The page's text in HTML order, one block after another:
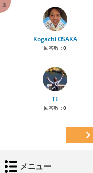
3
Kogachi OSAKA
回答数： 0
TE
回答数： 0
メニュー